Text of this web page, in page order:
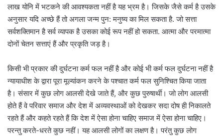
लाख योनि में भटकने की आवश्यकता नहीं है यह भ्रम है। जिसके जैसे कर्म है उसके
अनुसार यदि अच्छे हैं तो अगला जन्म पुन: मनुष्य का मिल सकता है. जो सत्ता
सर्वशक्तिमान है सर्व व्यापक है उसका कोई रूप नहीं हो सकता. आत्मा और परमात्मा
दोनों चेतन सत्ताएं हैं और प्रकृति जड़ है।
किसी भी प्रकार की दुर्घटना कर्म फल नहीं है और कोई भी कर्म फल दुर्घटना नहीं है
न्यायाधीश के द्वारा पूरा मूल्यांकन करने के पश्चात कर्म फल सुनिश्चित किया जाता
है। संसार में कुछ लोग आलसी देखे जाते हैं, और कुछ पुरुषार्थी। जो लोग आलसी
होते हैं वे परिवार समाज और देश में अव्यवस्थाओं को देखकर सदा दोष ही निकालते
रहते हैं और कहते रहते हैं कि देश में ऐसा होना चाहिए समाज में ऐसा होना चाहिए।
परन्तु करते-धरते कुछ नहीं। यह आलसी लोगों का लक्षण है। परंतु कुछ लोग